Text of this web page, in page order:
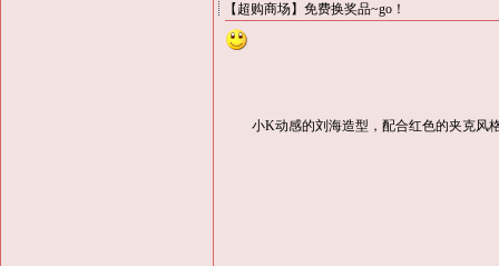
【超购商场】免费换奖品~go！
小K动感的刘海造型，配合红色的夹克风